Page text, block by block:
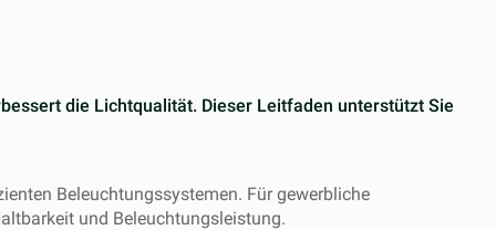
die Lichtqualität. Dieser Leitfaden unterstützt Sie
Beleuchtungssystemen. Für gewerbliche
und Beleuchtungsleistung.